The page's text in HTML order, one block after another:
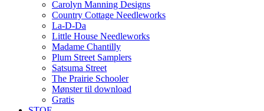
Carolyn Manning Designs
Country Cottage Needleworks
La-D-Da
Little House Needleworks
Madame Chantilly
Plum Street Samplers
Satsuma Street
The Prairie Schooler
Mønster til download
Gratis